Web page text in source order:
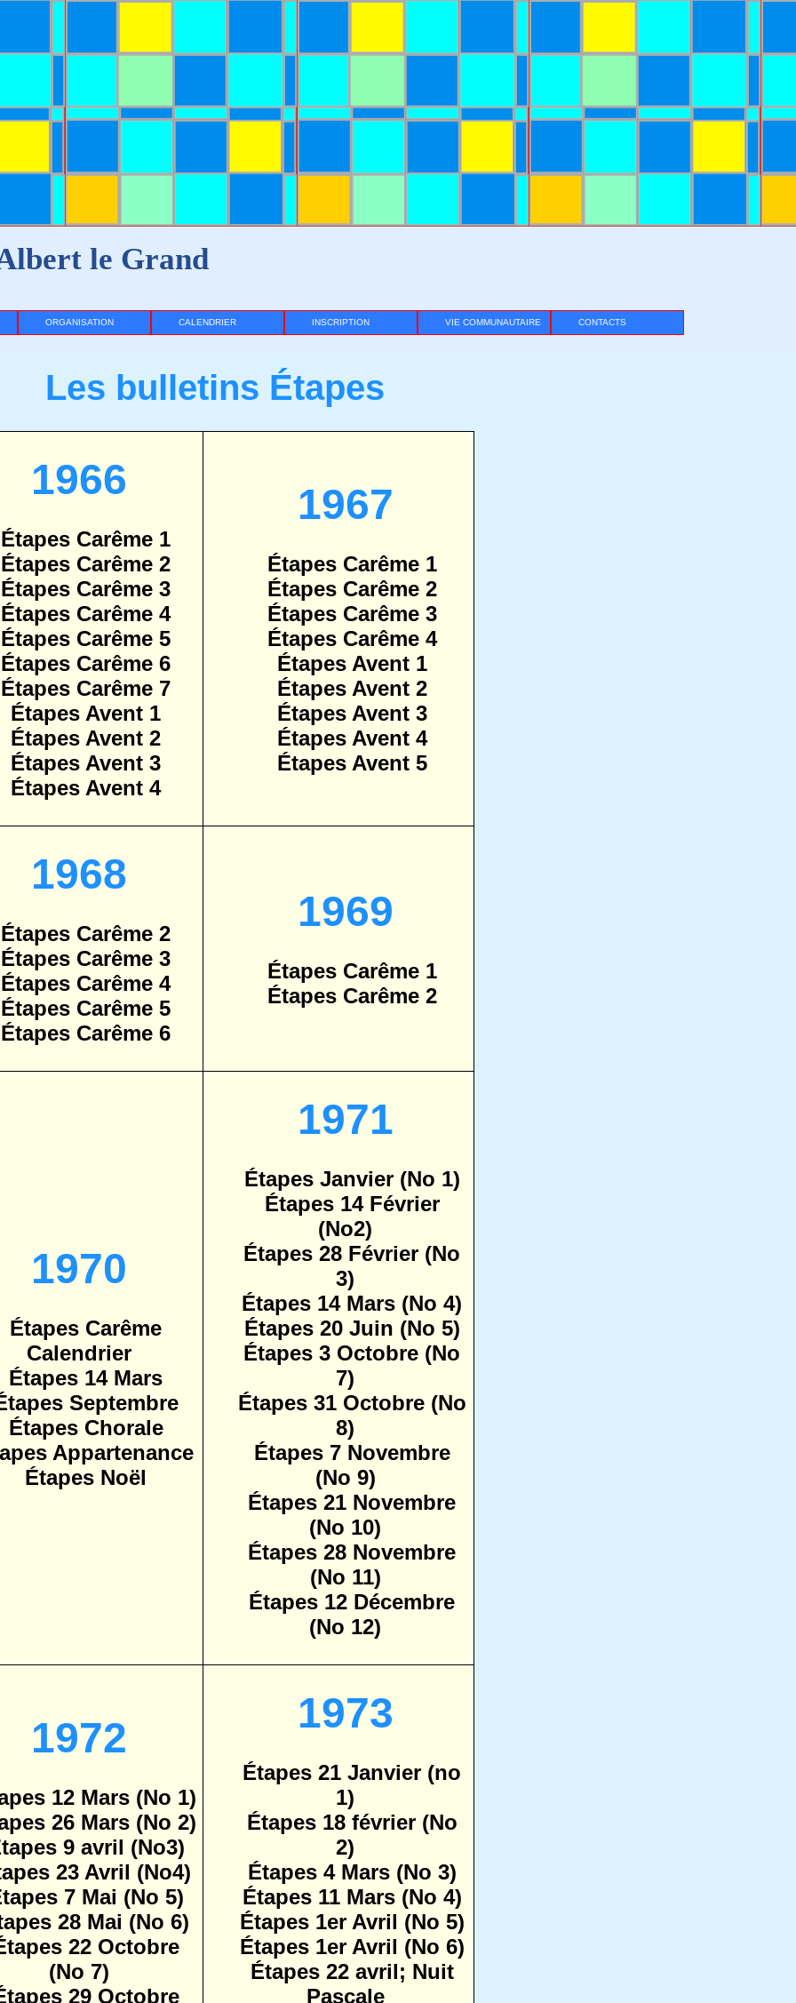
le Grand
ORGANISATION CALENDRIER INSCRIPTION VIE COMMUNAUTAIRE CONTACTS
Les bulletins Étapes
1966
Étapes Carême 1
Étapes Carême 2
Étapes Carême 3
Étapes Carême 4
Étapes Carême 5
Étapes Carême 6
Étapes Carême 7
Étapes Avent 1
Étapes Avent 2
Étapes Avent 3
Étapes Avent 4
1967
Étapes Carême 1
Étapes Carême 2
Étapes Carême 3
Étapes Carême 4
Étapes Avent 1
Étapes Avent 2
Étapes Avent 3
Étapes Avent 4
Étapes Avent 5
1968
Étapes Carême 2
Étapes Carême 3
Étapes Carême 4
Étapes Carême 5
Étapes Carême 6
1969
Étapes Carême 1
Étapes Carême 2
1970
Étapes Carême
Calendrier
Étapes 14 Mars
Septembre
Étapes Chorale
Appartenance
Étapes Noël
1971
Étapes Janvier (No 1)
Étapes 14 Février
(No2)
Étapes 28 Février (No
3)
Étapes 14 Mars (No 4)
Étapes 20 Juin (No 5)
Étapes 3 Octobre (No
7)
Étapes 31 Octobre (No
8)
Étapes 7 Novembre
(No 9)
Étapes 21 Novembre
(No 10)
Étapes 28 Novembre
(No 11)
Étapes 12 Décembre
(No 12)
1972
12 Mars (No 1)
26 Mars (No 2)
9 avril (No3)
23 Avril (No4)
7 Mai (No 5)
28 Mai (No 6)
22 Octobre
(No 7)
29 Octobre
1973
Étapes 21 Janvier (no
1)
Étapes 18 février (No
2)
Étapes 4 Mars (No 3)
Étapes 11 Mars (No 4)
Étapes 1er Avril (No 5)
Étapes 1er Avril (No 6)
Étapes 22 avril; Nuit
Pascale